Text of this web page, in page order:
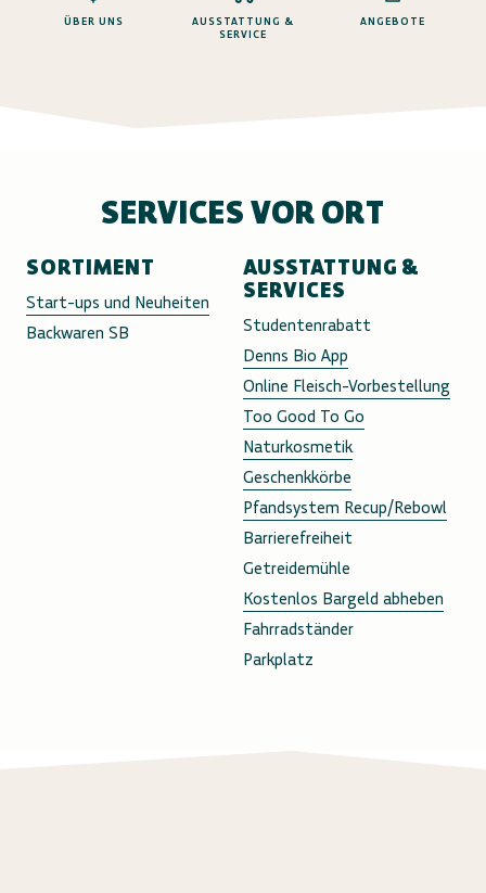
ÜBER UNS
AUSSTATTUNG &
SERVICE
ANGEBOTE
SERVICES VOR ORT
SORTIMENT
Start-ups und Neuheiten
Backwaren SB
AUSSTATTUNG &
SERVICES
Studentenrabatt
Denns Bio App
Online Fleisch-Vorbestellung
Too Good To Go
Naturkosmetik
Geschenkkörbe
Pfandsystem Recup/Rebowl
Barrierefreiheit
Getreidemühle
Kostenlos Bargeld abheben
Fahrradständer
Parkplatz